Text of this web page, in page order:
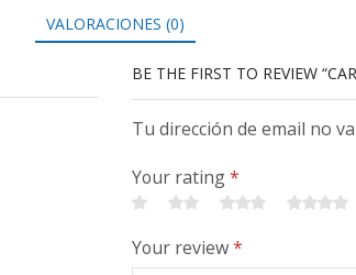
VALORACIONES (0)
BE THE FIRST TO REVIEW
Tu dirección de email no
Your rating*
Your review*